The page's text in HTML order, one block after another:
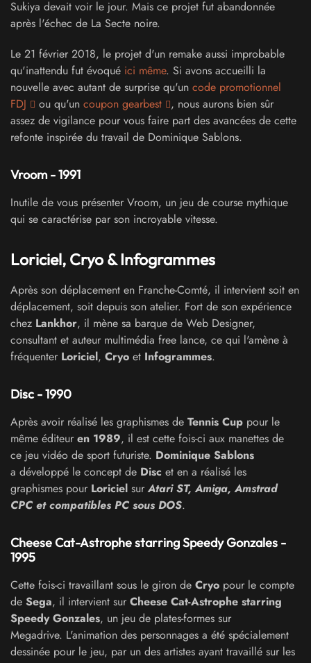
Sukiya devait voir le jour. Mais ce projet fut abandonnée
après l'échec de La Secte noire.
Le 21 février 2018, le projet d'un remake aussi improbable
qu'inattendu fut évoqué ici même. Si avons accueilli la
nouvelle avec autant de surprise qu'un code promotionnel
FDJ
ou qu'un coupon gearbest
, nous aurons bien sûr
assez de vigilance pour vous faire part des avancées de cette
refonte inspirée du travail de Dominique Sablons.
Vroom - 1991
Inutile de vous présenter Vroom, un jeu de course mythique
qui se caractérise par son incroyable vitesse.
Loriciel, Cryo & Infogrammes
Après son déplacement en Franche-Comté, il intervient soit en
déplacement, soit depuis son atelier. Fort de son expérience
chez Lankhor, il mène sa barque de Web Designer,
consultant et auteur multimédia free lance, ce qui l'amène à
fréquenter Loriciel, Cryo et Infogrammes.
Disc - 1990
Après avoir réalisé les graphismes de Tennis Cup pour le
même éditeur en 1989, il est cette fois-ci aux manettes de
ce jeu vidéo de sport futuriste. Dominique Sablons
a développé le concept de Disc et en a réalisé les
graphismes pour Loriciel surAtari ST, Amiga, Amstrad
CPC et compatibles PC sous DOS.
Cheese Cat-Astrophe starring Speedy Gonzales -
1995
Cette fois-ci travaillant sous le giron de Cryo pour le compte
de Sega, il intervient sur Cheese Cat-Astrophe starring
Speedy Gonzales, un jeu de plates-formes sur
Megadrive. L'animation des personnages a été spécialement
dessinée pour le jeu, par un des artistes ayant travaillé sur les